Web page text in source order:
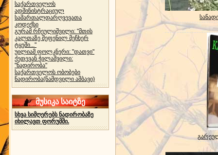
საქართველოს
ადმინისტრაციულ
სამართალდარღვევათა
კოდექსი
გურამ რჩეულიშვილი: "მთის
კალთაზე შეფენილ მეჩხერ
ტყეში..."
უილიამ ფოლკნერი: "დათვი"
ქეთევან ჭილაშვილი:
"ნადირობა"
საქართველოს ობობები
ნადირობა(ნამდვილი ამბავი)
მუსიკა საიტზე
სხვა სიმღერებს ნადირობაზე
იხილავთ ფორუმში.